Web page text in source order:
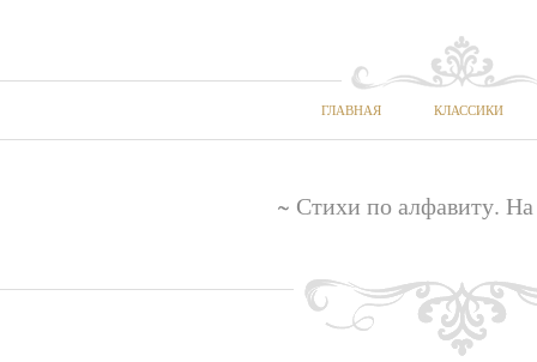
ГЛАВНАЯ КЛАССИКИ
~ Стихи по алфавиту.